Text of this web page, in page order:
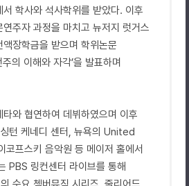
학사와 석사학위를 받았다. 이후
주자 과정을 마치고 뉴저지 럿거스
장학금을 받으며 학위논문
의 이해와 자각’을 발표하며
와 협연하여 데뷔하였으며 이후
턴 케네디 센터, 뉴욕의 United
프스키 음악원 등 메이저 홀에서
PBS 링컨센터 라이브를 통해